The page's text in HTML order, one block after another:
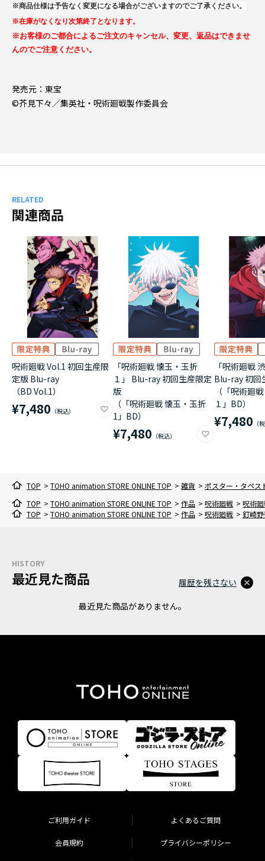
※商品仕様は予告なく変更になる場合がございますのでご了承ください。
※在庫がなくなり次第終了となります。
※お客様のご都合によるご注文のキャンセル、変更、返品はできませ
んのでご注意ください。
発売元：東宝
©芥見下々／集英社・呪術廻戦製作委員会
RELATED
関連商品
呪術廻戦 Vol.1 初回生産限
定版 Blu-ray
（BD Vol.1）
¥7,480
「呪術廻戦 懐玉・玉折
１」 Blu-ray 初回生産限定
版
（「呪術廻戦 懐玉・玉折
1」BD）
¥7,480
「呪術廻戦
Blu-ray 初回
（「呪術廻
１」BD）
¥7,480
TOP > TOHO animation STORE ONLINE TOP > 雑貨 > ポスター・タペス
TOP > TOHO animation STORE ONLINE TOP > 作品 > 呪術廻戦 > 呪術
TOP > TOHO animation STORE ONLINE TOP > 作品 > 呪術廻戦 > 釘崎
HISTORY
最近見た商品
最近見た商品がありません。
履歴を残さない
ご利用ガイド よくあるご質問
会員規約 プライバシーポリシー